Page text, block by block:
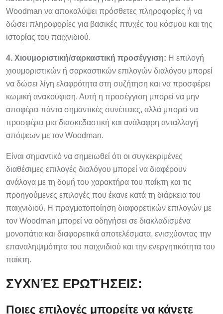
Woodman να αποκαλύψει πρόσθετες πληροφορίες ή να
δώσει πληροφορίες για βασικές πτυχές του κόσμου και της
ιστορίας του παιχνιδιού.
4. Χιουμοριστική/σαρκαστική προσέγγιση: Η επιλογή
χιουμοριστικών ή σαρκαστικών επιλογών διαλόγου μπορεί
να δώσει λίγη ελαφρότητα στη συζήτηση και να προσφέρει
κωμική ανακούφιση. Αυτή η προσέγγιση μπορεί να μην
αποφέρει πάντα σημαντικές συνέπειες, αλλά μπορεί να
προσφέρει μια διασκεδαστική και ανάλαφρη ανταλλαγή
απόψεων με τον Woodman.
Είναι σημαντικό να σημειωθεί ότι οι συγκεκριμένες
διαθέσιμες επιλογές διαλόγου μπορεί να διαφέρουν
ανάλογα με τη δομή του χαρακτήρα του παίκτη και τις
προηγούμενες επιλογές που έκανε κατά τη διάρκεια του
παιχνιδιού. Η πραγματοποίηση διαφορετικών επιλογών με
τον Woodman μπορεί να οδηγήσει σε διακλαδισμένα
μονοπάτια και διαφορετικά αποτελέσματα, ενισχύοντας την
επαναληψιμότητα του παιχνιδιού και την ενεργητικότητα του
παίκτη.
ΣΥΧΝΈΣ ΕΡΩΤΉΣΕΙΣ:
Ποιες επιλογές μπορείτε να κάνετε